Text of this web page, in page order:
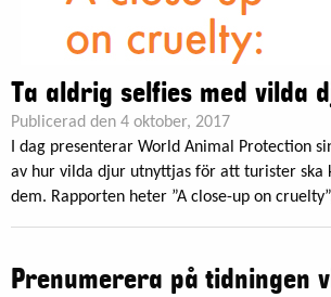
Ta aldrig selfies med vilda
Publicerad den 4 oktober, 2017
I dag presenterar World Animal Protection
av hur vilda djur utnyttjas för att turister ska
dem. Rapporten heter ”A close-up on
Prenumerera på tidningen